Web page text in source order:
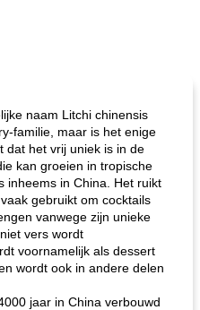
naam Litchi chinensis
familie, maar is het enige
dat het vrij uniek is in de
kan groeien in tropische
inheems in China. Het ruikt
gebruikt om cocktails
vanwege zijn unieke
vers wordt
voornamelijk als dessert
wordt ook in andere delen
jaar in China verbouwd